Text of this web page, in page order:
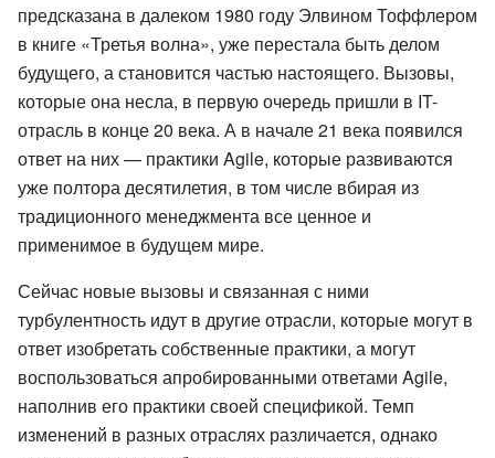
предсказана в далеком 1980 году Элвином Тоффлером
в книге «Третья волна», уже перестала быть делом
будущего, а становится частью настоящего. Вызовы,
которые она несла, в первую очередь пришли в IT-
отрасль в конце 20 века. А в начале 21 века появился
ответ на них — практики Agile, которые развиваются
уже полтора десятилетия, в том числе вбирая из
традиционного менеджмента все ценное и
применимое в будущем мире.
Сейчас новые вызовы и связанная с ними
турбулентность идут в другие отрасли, которые могут в
ответ изобретать собственные практики, а могут
воспользоваться апробированными ответами Agile,
наполнив его практики своей спецификой. Темп
изменений в разных отраслях различается, однако